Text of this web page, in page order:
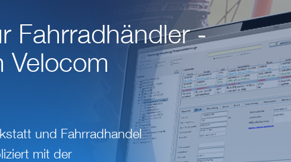
Fahrradhändler -
Velocom
und Fahrradhandel
mit der